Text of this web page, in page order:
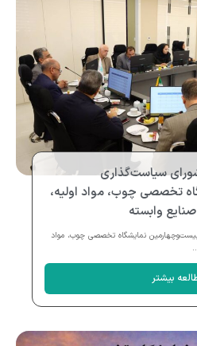
سیاست‌گذاری
تخصصی چوب، مواد اولیه،
وابسته
نمایشگاه تخصصی چوب، مواد
بیشتر